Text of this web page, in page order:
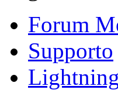
Forum
Supporto
Lightning